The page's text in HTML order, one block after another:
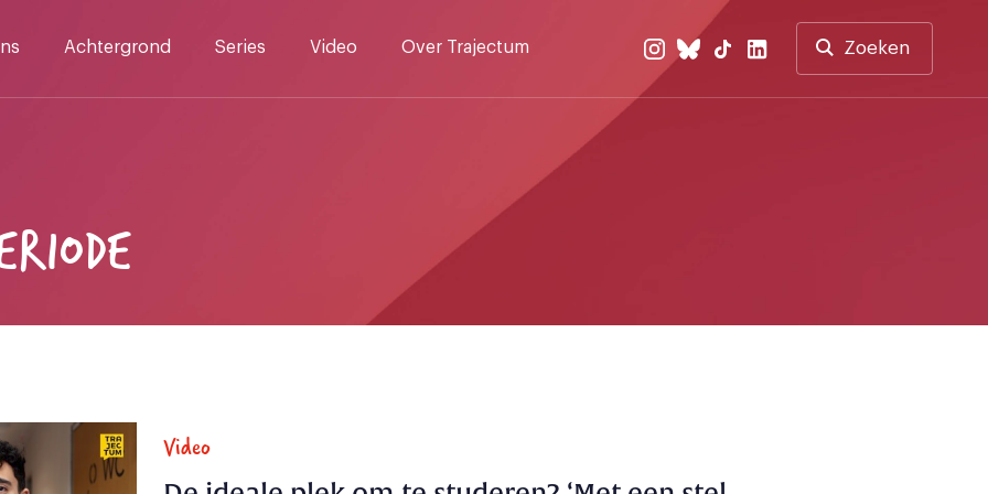
Achtergrond Series Video Over Trajectum Zoeken
Video